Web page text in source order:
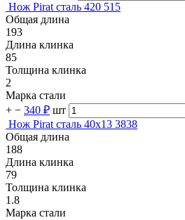
Нож Pirat сталь 420 515
Общая длина
193
Длина клинка
85
Толщина клинка
2
Марка стали
+ − 340 ₽ шт
Нож Pirat сталь 40х13 3838
Общая длина
188
Длина клинка
79
Толщина клинка
1.8
Марка стали